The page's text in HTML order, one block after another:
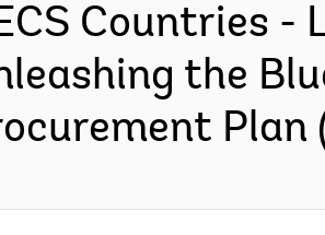
Countries -
the
Plan